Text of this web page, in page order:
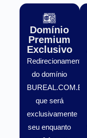
Domínio
Premium
Exclusivo
Redirecionamento
do domínio
BUREAL.COM.BR
que será
exclusivamente
seu enquanto